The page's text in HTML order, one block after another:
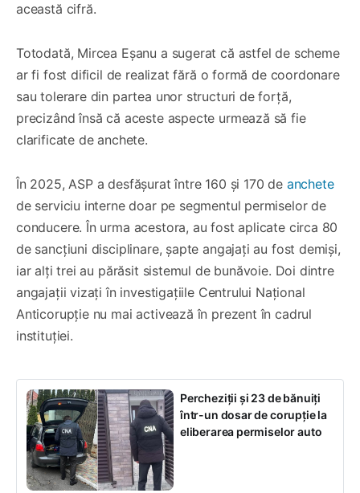
această cifră.
Totodată, Mircea Eșanu a sugerat că astfel de scheme
ar fi fost dificil de realizat fără o formă de coordonare
sau tolerare din partea unor structuri de forță,
precizând însă că aceste aspecte urmează să fie
clarificate de anchete.
În 2025, ASP a desfășurat între 160 și 170 de anchete
de serviciu interne doar pe segmentul permiselor de
conducere. În urma acestora, au fost aplicate circa 80
de sancțiuni disciplinare, șapte angajați au fost demiși,
iar alți trei au părăsit sistemul de bunăvoie. Doi dintre
angajații vizați în investigațiile Centrului Național
Anticorupție nu mai activează în prezent în cadrul
instituției.
Percheziții și 23 de bănuiți
într-un dosar de corupție la
eliberarea permiselor auto